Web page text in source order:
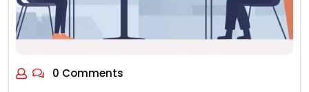
0 Comments